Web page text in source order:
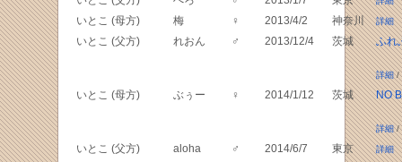
いとこ (母方) 梅 ♀ 2013/4/2 神奈川 詳細
いとこ (父方) れおん ♂ 2013/12/4 茨城 ふれ
詳細/
いとこ (母方) ぶぅー ♀ 2014/1/12 茨城 NO
詳細/
いとこ (父方) aloha ♂ 2014/6/7 東京 詳細